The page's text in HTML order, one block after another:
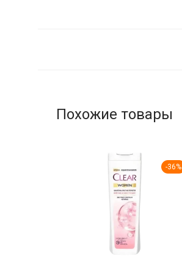
Похожие товары
-36%